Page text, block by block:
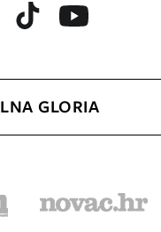
GLORIA